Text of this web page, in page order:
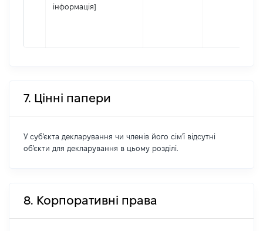
інформація]
7. Цінні папери
У суб'єкта декларування чи членів його сім'ї відсутні
об'єкти для декларування в цьому розділі.
8. Корпоративні права